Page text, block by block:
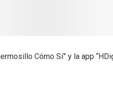
Cómo Sí” y la app